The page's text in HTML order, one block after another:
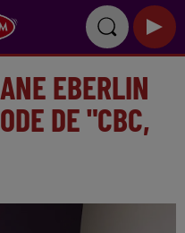
EBERLIN
DE "CBC,